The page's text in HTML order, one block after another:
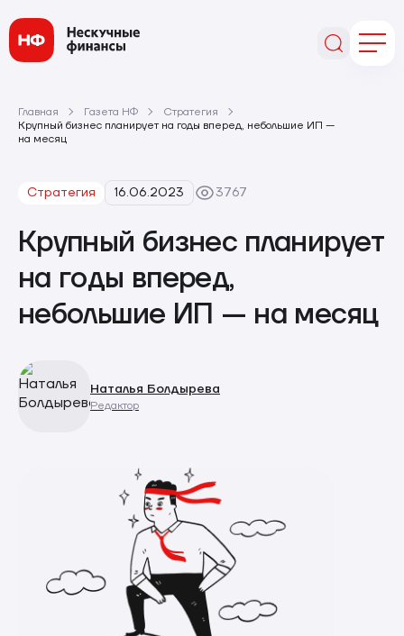
Главная Газета НФ
Стратегия
Крупный бизнес планирует на годы вперед, небольшие ИП —
на месяц
Стратегия 16.06.2023 3767
Крупный бизнес планирует
на годы вперед,
небольшие ИП — на месяц
Наталья Болдырева
Редактор